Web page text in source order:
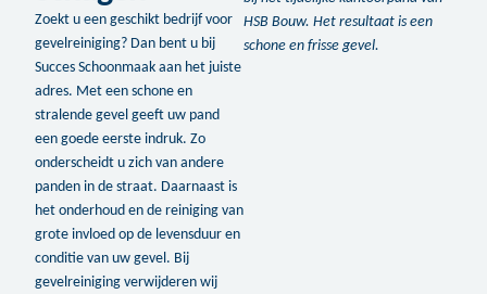
Zoekt u een geschikt bedrijf voor
gevelreiniging? Dan bent u bij
Succes Schoonmaak aan het juiste
adres. Met een schone en
stralende gevel geeft uw pand
een goede eerste indruk. Zo
onderscheidt u zich van andere
panden in de straat. Daarnaast is
het onderhoud en de reiniging van
grote invloed op de levensduur en
conditie van uw gevel. Bij
gevelreiniging verwijderen wij
HSB Bouw. Het resultaat is een
schone en frisse gevel.